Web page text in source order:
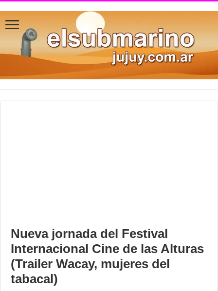
Nueva jornada del Festival
Internacional Cine de las Alturas
(Trailer Wacay, mujeres del
tabacal)